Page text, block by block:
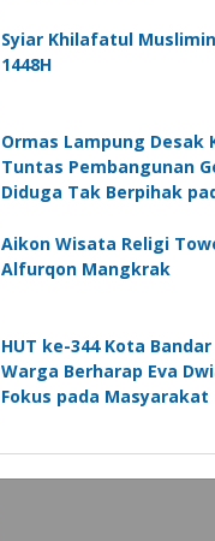
Syiar Khilafatul
1448H
Ormas Lampung Desak
Tuntas Pembangunan
Diduga Tak Berpihak
Aikon Wisata Religi
Alfurqon Mangkrak
HUT ke-344 Kota
Warga Berharap Eva
Fokus pada Masyarakat